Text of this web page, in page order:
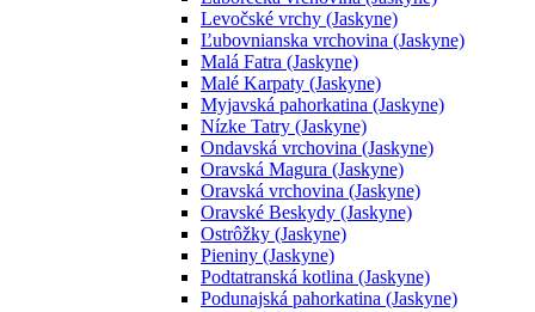
Levočské vrchy (Jaskyne)
Ľubovnianska vrchovina (Jaskyne)
Malá Fatra (Jaskyne)
Malé Karpaty (Jaskyne)
Myjavská pahorkatina (Jaskyne)
Nízke Tatry (Jaskyne)
Ondavská vrchovina (Jaskyne)
Oravská Magura (Jaskyne)
Oravská vrchovina (Jaskyne)
Oravské Beskydy (Jaskyne)
Ostrôžky (Jaskyne)
Pieniny (Jaskyne)
Podtatranská kotlina (Jaskyne)
Podunajská pahorkatina (Jaskyne)